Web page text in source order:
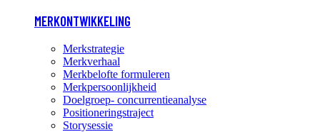
MERKONTWIKKELING
Merkstrategie
Merkverhaal
Merkbelofte formuleren
Merkpersoonlijkheid
Doelgroep- concurrentieanalyse
Positioneringstraject
Storysessie